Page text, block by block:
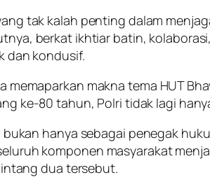
tak kalah penting dalam
berkat ikhtiar batin,
dan kondusif.
memaparkan makna tema HUT
ke-80 tahun, Polri tidak lagi
bukan hanya sebagai penegak
komponen masyarakat
dua tersebut.